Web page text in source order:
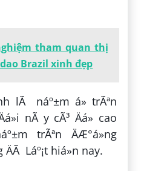
tham quan thị
Brazil xinh đẹp
lÃ náº±m á» trÃªn
nÃ y cÃ³ Äá» cao
trÃªn ÄÆ°á»ng
Láº¡t hiá»n nay.